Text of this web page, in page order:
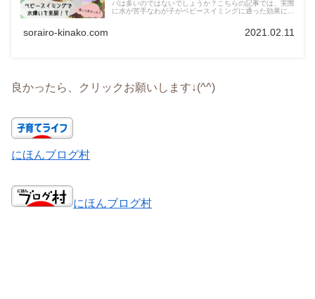
パは多いのではないでしょうか？こちらの記事では、実際
に水が苦手なわが子がベビースイミングに通った効果につ
sorairo-kinako.com 2021.02.11
良かったら、クリックお願いします↓(^^)
にほんブログ村
にほんブログ村